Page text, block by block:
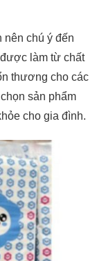
nên chú ý đến
làm từ chất
thương cho các
sản phẩm
cho gia đình.